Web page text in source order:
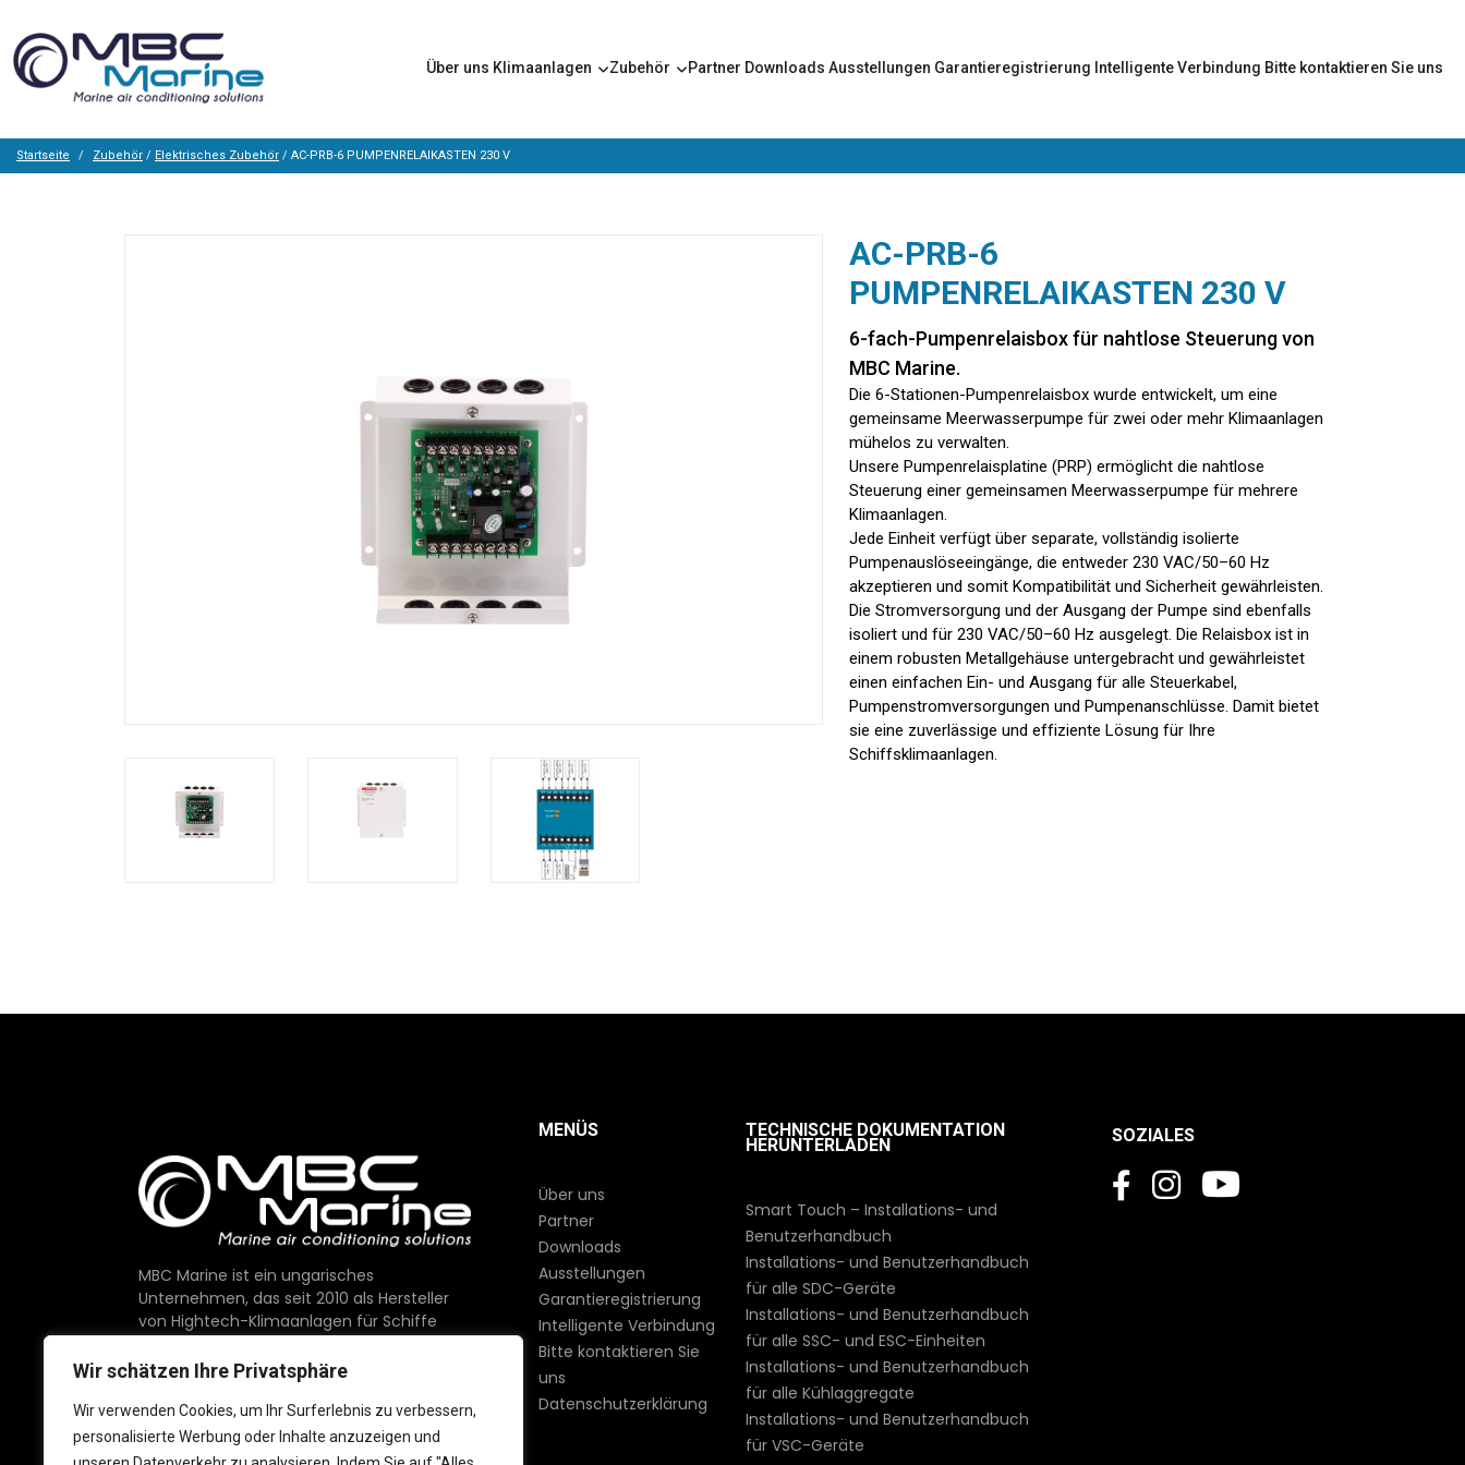
Wir schätzen Ihre Privatsphäre
Wir verwenden Cookies, um Ihr Surferlebnis zu verbessern,
personalisierte Werbung oder Inhalte anzuzeigen und
Über uns Klimaanlagen Zubehör Partner Downloads Ausstellungen Garantieregistrierung Intelligente Verbindung Bitte kontaktieren Sie uns
Startseite Zubehör / Elektrisches Zubehör / AC-PRB-6 PUMPENRELAIKASTEN 230 V
AC-PRB-6
PUMPENRELAIKASTEN 230 V
6-fach-Pumpenrelaisbox für nahtlose Steuerung von
MBC Marine.
Die 6-Stationen-Pumpenrelaisbox wurde entwickelt, um eine
gemeinsame Meerwasserpumpe für zwei oder mehr Klimaanlagen
mühelos zu verwalten.
Unsere Pumpenrelaisplatine (PRP) ermöglicht die nahtlose
Steuerung einer gemeinsamen Meerwasserpumpe für mehrere
Klimaanlagen.
Jede Einheit verfügt über separate, vollständig isolierte
Pumpenauslöseeingänge, die entweder 230 VAC/50–60 Hz
akzeptieren und somit Kompatibilität und Sicherheit gewährleisten.
Die Stromversorgung und der Ausgang der Pumpe sind ebenfalls
isoliert und für 230 VAC/50–60 Hz ausgelegt. Die Relaisbox ist in
einem robusten Metallgehäuse untergebracht und gewährleistet
einen einfachen Ein- und Ausgang für alle Steuerkabel,
Pumpenstromversorgungen und Pumpenanschlüsse. Damit bietet
sie eine zuverlässige und effiziente Lösung für Ihre
Schiffsklimaanlagen.
MBC Marine ist ein ungarisches
Unternehmen, das seit 2010 als Hersteller
von Hightech-Klimaanlagen für Schiffe
Wir bieten Komponenten von höchster
Qualität, die auf dem Markt erhältlich sind
und mit Stolz in der EU hergestellt werden.
MENÜS
Über uns
Partner
Downloads
Ausstellungen
Garantieregistrierung
Intelligente Verbindung
Bitte kontaktieren Sie
uns
Datenschutzerklärung
TECHNISCHE DOKUMENTATION
HERUNTERLADEN
Smart Touch – Installations- und
Benutzerhandbuch
Installations- und Benutzerhandbuch
für alle SDC-Geräte
Installations- und Benutzerhandbuch
für alle SSC- und ESC-Einheiten
Installations- und Benutzerhandbuch
für alle Kühlaggregate
Installations- und Benutzerhandbuch
für VSC-Geräte
SOZIALES